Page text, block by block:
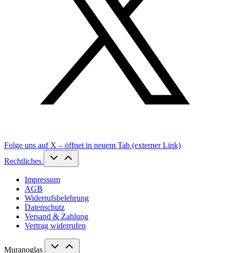
Folge uns auf X – öffnet in neuem Tab (externer Link)
Rechtliches
Impressum
AGB
Widerrufsbelehrung
Datenschutz
Versand & Zahlung
Vertrag widerrufen
Muranoglas